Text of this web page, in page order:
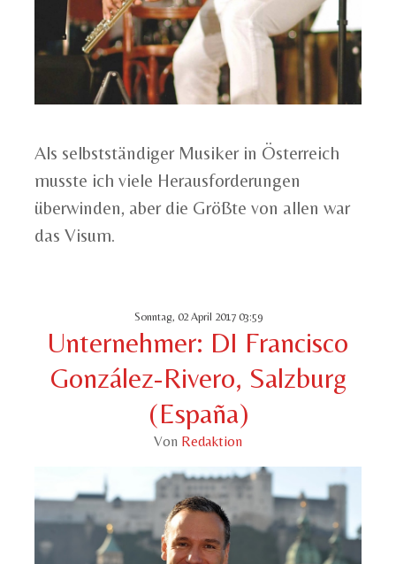
Als selbstständiger Musiker in Österreich
musste ich viele Herausforderungen
überwinden, aber die Größte von allen war
das Visum.
Sonntag, 02 April 2017 03:59
Unternehmer: DI Francisco
González-Rivero, Salzburg
(España)
Von Redaktion